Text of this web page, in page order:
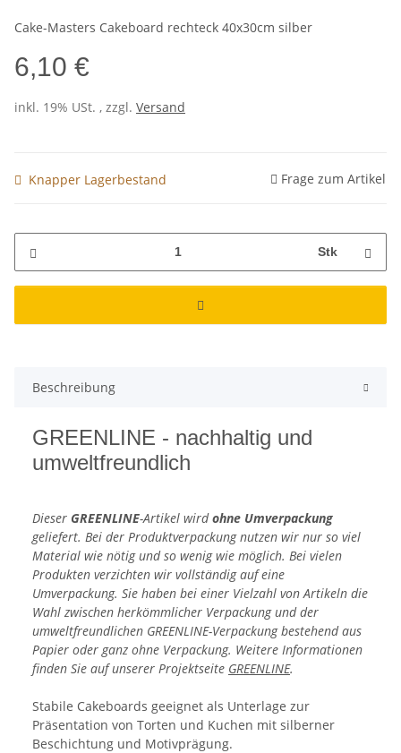
Cake-Masters Cakeboard rechteck 40x30cm silber
6,10 €
inkl. 19% USt. , zzgl. Versand
Knapper Lagerbestand Frage zum Artikel
Stk
Beschreibung
GREENLINE - nachhaltig und
umweltfreundlich
Dieser GREENLINE-Artikel wirdohne Umverpackung
geliefert. Bei der Produktverpackung nutzen wir nur so viel
Material wie nötig und so wenig wie möglich. Bei vielen
Produkten verzichten wir vollständig auf eine
Umverpackung. Sie haben bei einer Vielzahl von Artikeln die
Wahl zwischen herkömmlicher Verpackung und der
umweltfreundlichen GREENLINE-Verpackung bestehend aus
Papier oder ganz ohne Verpackung. Weitere Informationen
finden Sie auf unserer Projektseite GREENLINE.
Stabile Cakeboards geeignet als Unterlage zur
Präsentation von Torten und Kuchen mit silberner
Beschichtung und Motivprägung.